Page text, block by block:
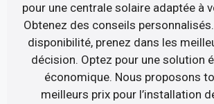
pour une centrale solaire adaptée à
Obtenez des conseils
disponibilité, prenez dans les
décision. Optez pour une solution
économique. Nous proposons
meilleurs prix pour l’installation